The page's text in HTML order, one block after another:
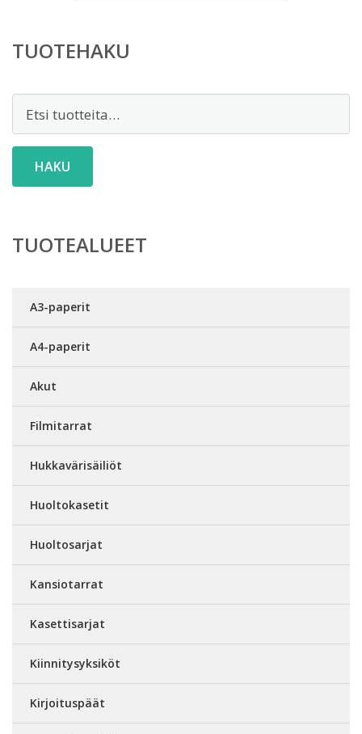
TUOTEHAKU
HAKU
TUOTEALUEET
A3-paperit
A4-paperit
Akut
Filmitarrat
Hukkavärisäiliöt
Huoltokasetit
Huoltosarjat
Kansiotarrat
Kasettisarjat
Kiinnitysyksiköt
Kirjoituspäät